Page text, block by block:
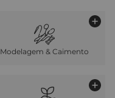
Modelagem & Caimento